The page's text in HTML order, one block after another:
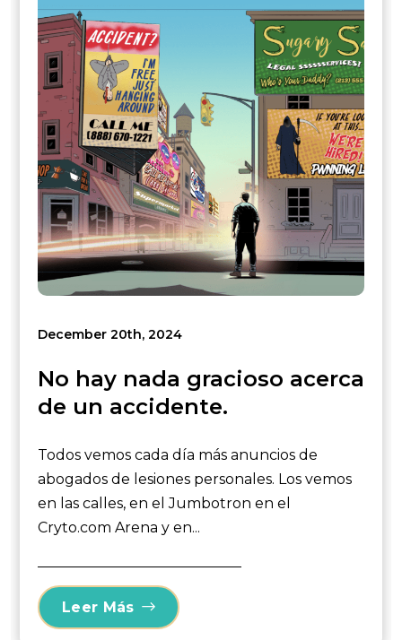
December 20th, 2024
No hay nada gracioso acerca
de un accidente.
Todos vemos cada día más anuncios de
abogados de lesiones personales. Los vemos
en las calles, en el Jumbotron en el
Cryto.com Arena y en...
Leer Más